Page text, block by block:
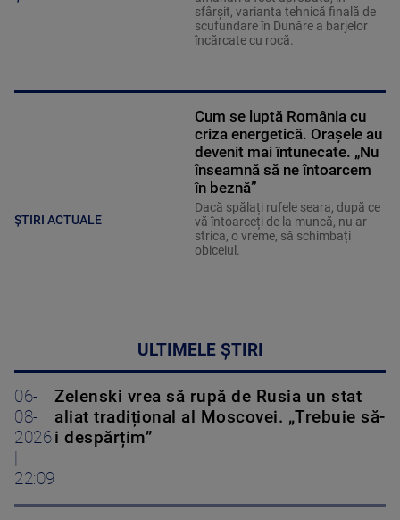
sfârșit, varianta tehnică finală de
scufundare în Dunăre a barjelor
încărcate cu rocă.
ȘTIRI ACTUALE
Cum se luptă România cu
criza energetică. Orașele au
devenit mai întunecate. „Nu
înseamnă să ne întoarcem
în beznă”
Dacă spălați rufele seara, după ce
vă întoarceți de la muncă, nu ar
strica, o vreme, să schimbați
obiceiul.
ULTIMELE ȘTIRI
06-
08-
2026
22:09
Zelenski vrea să rupă de Rusia un stat
aliat tradițional al Moscovei. „Trebuie să-
i despărțim”